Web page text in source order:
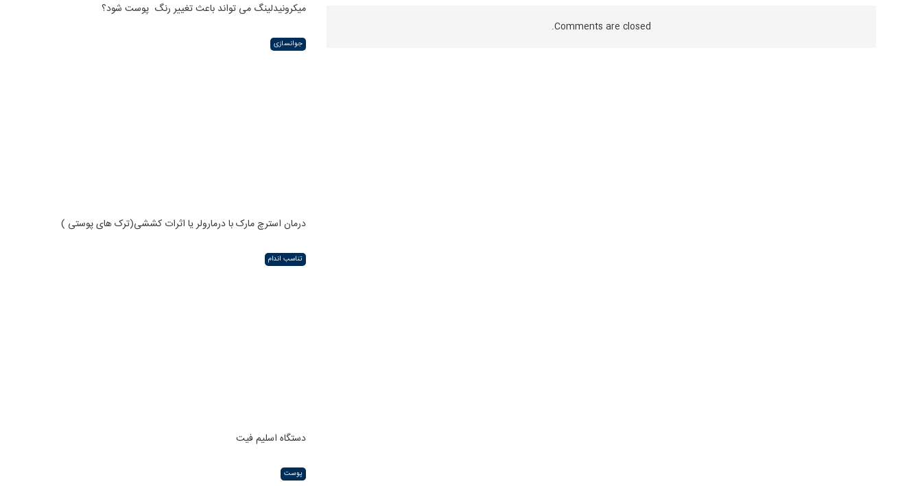
Comments are closed.
میکرونیدلینگ می تواند باعث تغییر رنگ ‍ پوست شود؟
جوانسازی
درمان استرچ مارک با درمارولر یا اثرات کششی(ترک های پوستی )
تناسب اندام
دستگاه اسلیم فیت
پوست